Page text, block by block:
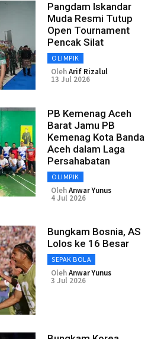
Pangdam Iskandar
Muda Resmi Tutup
Open Tournament
Pencak Silat
OLIMPIK
OlehArif Rizalul
13 Jul 2026
PB Kemenag Aceh
Barat Jamu PB
Kemenag Kota Banda
Aceh dalam Laga
Persahabatan
OLIMPIK
OlehAnwar Yunus
4 Jul 2026
Bungkam Bosnia, AS
Lolos ke 16 Besar
SEPAK BOLA
OlehAnwar Yunus
3 Jul 2026